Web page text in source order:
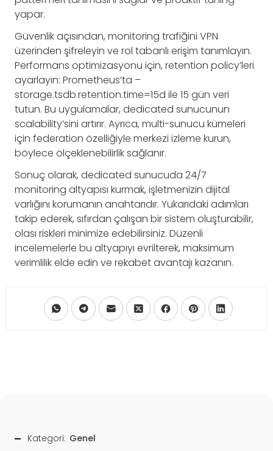
yapar.
Güvenlik açısından, monitoring trafiğini VPN
üzerinden şifreleyin ve rol tabanlı erişim tanımlayın.
Performans optimizasyonu için, retention policy’leri
ayarlayın: Prometheus’ta –
storage.tsdb.retention.time=15d ile 15 gün veri
tutun. Bu uygulamalar, dedicated sunucunun
scalability’sini artırır. Ayrıca, multi-sunucu kümeleri
için federation özelliğiyle merkezi izleme kurun,
böylece ölçeklenebilirlik sağlanır.
Sonuç olarak, dedicated sunucuda 24/7
monitoring altyapısı kurmak, işletmenizin dijital
varlığını korumanın anahtarıdır. Yukarıdaki adımları
takip ederek, sıfırdan çalışan bir sistem oluşturabilir,
olası riskleri minimize edebilirsiniz. Düzenli
incelemelerle bu altyapıyı evrilterek, maksimum
verimlilik elde edin ve rekabet avantajı kazanın.
Kategori: Genel